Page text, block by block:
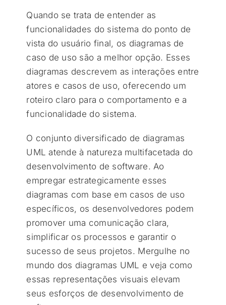
Quando se trata de entender as
funcionalidades do sistema do ponto de
vista do usuário final, os diagramas de
caso de uso são a melhor opção. Esses
diagramas descrevem as interações entre
atores e casos de uso, oferecendo um
roteiro claro para o comportamento e a
funcionalidade do sistema.
O conjunto diversificado de diagramas
UML atende à natureza multifacetada do
desenvolvimento de software. Ao
empregar estrategicamente esses
diagramas com base em casos de uso
específicos, os desenvolvedores podem
promover uma comunicação clara,
simplificar os processos e garantir o
sucesso de seus projetos. Mergulhe no
mundo dos diagramas UML e veja como
essas representações visuais elevam
seus esforços de desenvolvimento de